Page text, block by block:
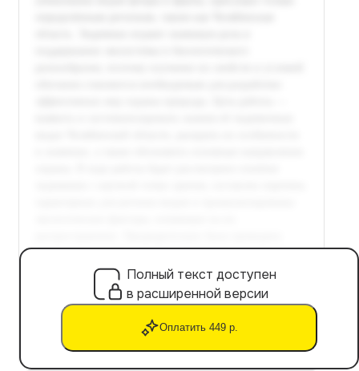
Полный текст доступен
в расширенной версии
Оплатить 449 р.